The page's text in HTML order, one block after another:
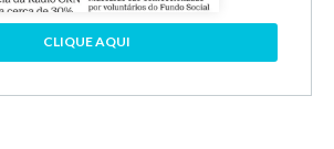
CLIQUE AQUI